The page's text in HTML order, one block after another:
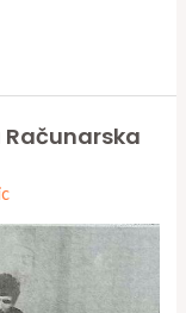
Računarska